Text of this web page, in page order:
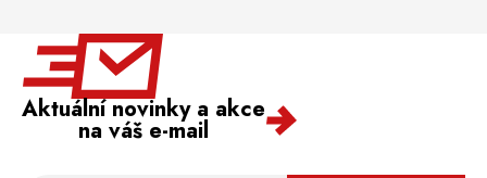
Aktuální novinky a akce
na váš e-mail